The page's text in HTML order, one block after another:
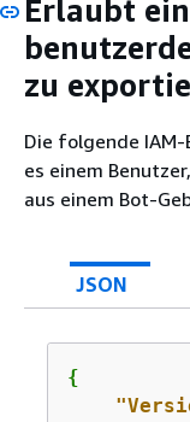
Erlaubt
zu
Die folgende
es einem
aus einem Bot-
JSON
{